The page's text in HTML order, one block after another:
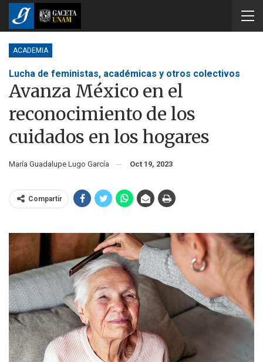
ACADEMIA
Lucha de feministas, académicas y otros colectivos
Avanza México en el
reconocimiento de los
cuidados en los hogares
María Guadalupe Lugo García Oct 19, 2023
Compartir